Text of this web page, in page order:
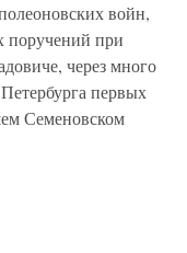
войн,
поручений при
через много
первых
Семеновском